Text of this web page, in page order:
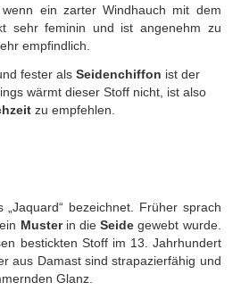
ein zarter Windhauch mit dem
sehr feminin und ist angenehm zu
empfindlich.
fester alsSeidenchiffon ist der
wärmt dieser Stoff nicht, ist also
zu empfehlen.
„Jaquard“ bezeichnet. Früher sprach
Musterin dieSeide gewebt wurde.
bestickten Stoff im 13. Jahrhundert
aus Damast sind strapazierfähig und
Glanz.